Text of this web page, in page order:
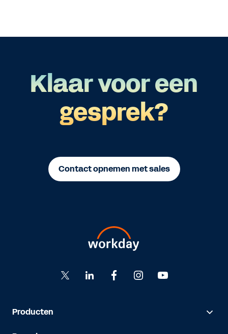
Klaar voor een
gesprek?
Contact opnemen met sales
Producten